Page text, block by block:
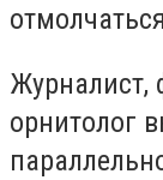
Журналист,
орнитолог